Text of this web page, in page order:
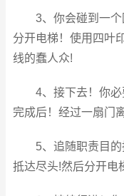
3、你会碰到一
分开电梯！使用四叶
线的蠢人众!
4、接下去！你
完成后！经过一扇门
5、追随职责目
抵达尽头!然后分开电